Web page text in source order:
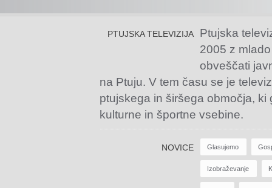
PTUJSKA TELEVIZIJA
Ptujska
2005 z
obveščati
na Ptuju. V tem času se je
ptujskega in širšega območja,
kulturne in športne vsebine.
NOVICE Glasujemo
Izobraževanje